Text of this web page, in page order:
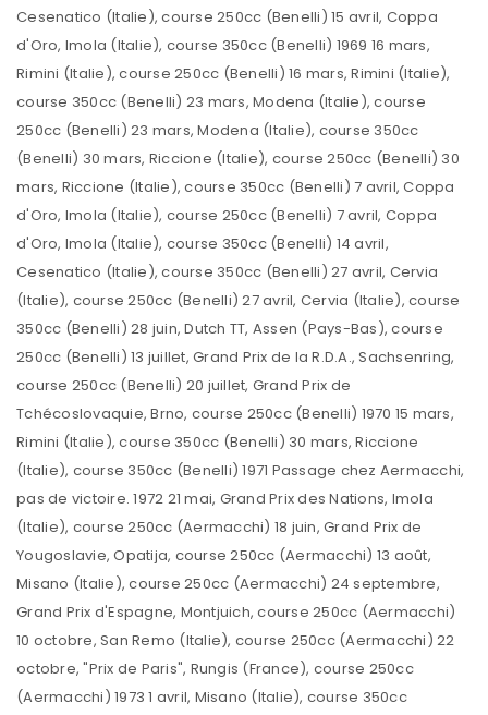
Cesenatico (Italie), course 250cc (Benelli) 15 avril, Coppa
d'Oro, Imola (Italie), course 350cc (Benelli) 1969 16 mars,
Rimini (Italie), course 250cc (Benelli) 16 mars, Rimini (Italie),
course 350cc (Benelli) 23 mars, Modena (Italie), course
250cc (Benelli) 23 mars, Modena (Italie), course 350cc
(Benelli) 30 mars, Riccione (Italie), course 250cc (Benelli) 30
mars, Riccione (Italie), course 350cc (Benelli) 7 avril, Coppa
d'Oro, Imola (Italie), course 250cc (Benelli) 7 avril, Coppa
d'Oro, Imola (Italie), course 350cc (Benelli) 14 avril,
Cesenatico (Italie), course 350cc (Benelli) 27 avril, Cervia
(Italie), course 250cc (Benelli) 27 avril, Cervia (Italie), course
350cc (Benelli) 28 juin, Dutch TT, Assen (Pays-Bas), course
250cc (Benelli) 13 juillet, Grand Prix de la R.D.A., Sachsenring,
course 250cc (Benelli) 20 juillet, Grand Prix de
Tchécoslovaquie, Brno, course 250cc (Benelli) 1970 15 mars,
Rimini (Italie), course 350cc (Benelli) 30 mars, Riccione
(Italie), course 350cc (Benelli) 1971 Passage chez Aermacchi,
pas de victoire. 1972 21 mai, Grand Prix des Nations, Imola
(Italie), course 250cc (Aermacchi) 18 juin, Grand Prix de
Yougoslavie, Opatija, course 250cc (Aermacchi) 13 août,
Misano (Italie), course 250cc (Aermacchi) 24 septembre,
Grand Prix d'Espagne, Montjuich, course 250cc (Aermacchi)
10 octobre, San Remo (Italie), course 250cc (Aermacchi) 22
octobre, "Prix de Paris", Rungis (France), course 250cc
(Aermacchi) 1973 1 avril, Misano (Italie), course 350cc